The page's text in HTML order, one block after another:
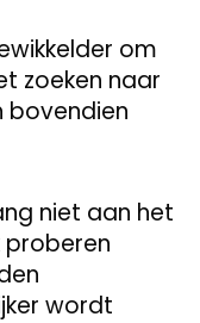
om
zoeken naar
bovendien
niet aan het
proberen
wordt